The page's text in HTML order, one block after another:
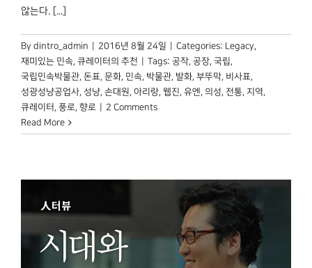
않는다. [...]
By dintro_admin 2016년 8월 24일 Categories: Legacy,
재미있는 민속, 큐레이터의 추천 Tags: 공작, 공장, 국립,
국립민속박물관, 돈표, 문화, 민속, 박물관, 발화, 부뚜막, 비사표,
성광성냥공업사, 성냥, 손대원, 아리랑, 웹진, 유엔, 의성, 전통, 지역,
큐레이터 , 풍로, 향로
2 Comments
Read More